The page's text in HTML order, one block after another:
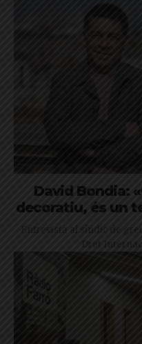
David Bondia:
decoratiu, és un
Entrevista al síndic de
Dret